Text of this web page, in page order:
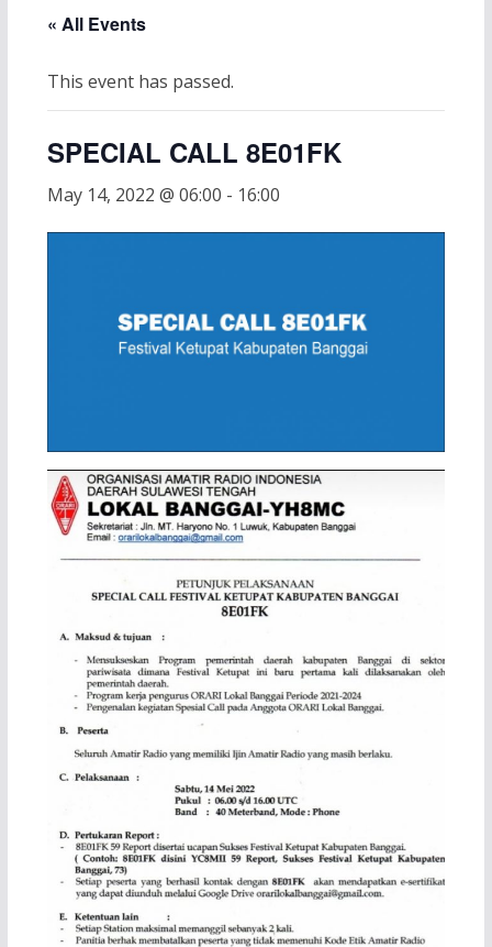
« All Events
This event has passed.
SPECIAL CALL 8E01FK
May 14, 2022 @ 06:00 - 16:00